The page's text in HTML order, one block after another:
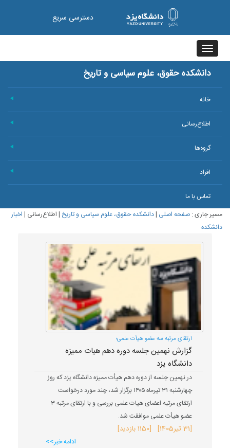
دسترسی سریع
Toggle
navigation
دانشکده حقوق، علوم سیاسی و تاریخ
خانه
اطلاع‌رسانی
گروه‌ها
افراد
تماس با ما
مسیر جاری :صفحه اصلی |دانشکده حقوق، علوم سیاسی و تاریخ |اطلاع‌رسانی |اخبار
دانشکده
ارتقای مرتبه سه عضو هیأت علمی؛
گزارش نهمین جلسه دوره دهم هیات ممیزه
دانشگاه یزد
در نهمین جلسه از دوره دهم هیأت ممیزه دانشگاه یزد که روز
چهارشنبه ۳۱ تیرماه ۱۴۰۵ برگزار شد، چند مورد درخواست
ارتقای مرتبه اعضای هیات علمی بررسی و با ارتقای مرتبه ۳
عضو هیأت علمی موافقت شد.
[31 تیر 1405] [1150 بازدید]
ادامه خبر>>